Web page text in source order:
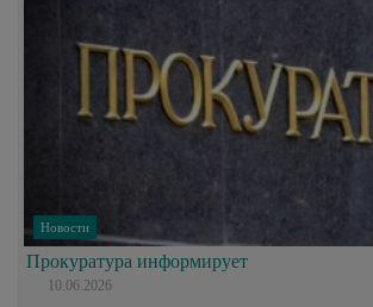
Новости
Прокуратура информирует
10.06.2026